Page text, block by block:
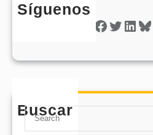
Síguenos
Facebook Twitter LinkedIn Bluesky
Buscar
S